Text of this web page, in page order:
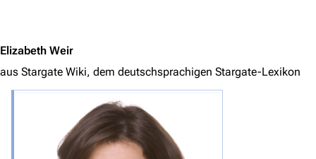
Elizabeth Weir
aus Stargate Wiki, dem deutschsprachigen Stargate-Lexikon